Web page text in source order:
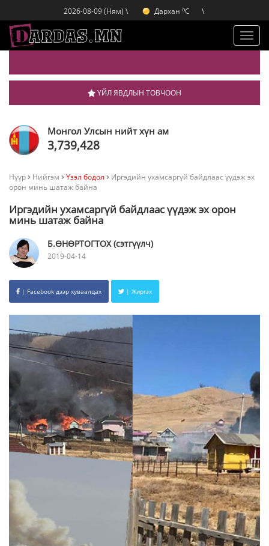
2026-08-09 (Ням) \ Дархан oC
Эрдэнэт C
\
ҮЙЛ ЯВДЛЫН ТОВЧООН
Монгол Улсын нийт хүн ам
3,739,428
Нүүр Нийгэм Үзэл бодол
Иргэдийн ухамсаргүй байдлаас үүдэж эх
орон минь шатаж байна
Иргэдийн ухамсаргүй байдлаас үүдэж эх орон
минь шатаж байна
Б.ӨНӨРТОГТОХ (сэтгүүлч)
2019-04-14
| Facebook дээр хуваалцах | Жиргэх